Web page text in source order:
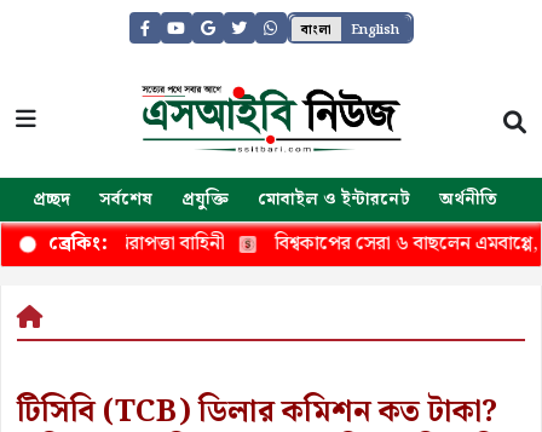
বাংলা English
প্রচ্ছদ সর্বশেষ প্রযুক্তি মোবাইল ও ইন্টারনেট অর্থনীতি
ব্রেকিং:
নিরাপত্তা বাহিনী বিশ্বকাপের সেরা ৬ বাছলেন এমবাপ্পে, বাদ
টিসিবি (TCB) ডিলার কমিশন কত টাকা?